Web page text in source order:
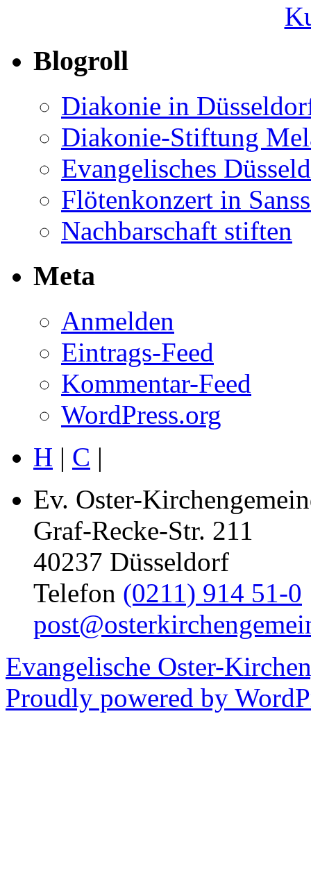
Blogroll
Diakonie in
Diakonie-Stiftung
Evangelisches
Flötenkonzert in
Nachbarschaft stiften
Meta
Anmelden
Eintrags-Feed
Kommentar-Feed
WordPress.org
H | C |
Ev. Oster-
Graf-Recke-Str. 211
40237 Düsseldorf
Telefon (0211) 914 51-0
Evangelische Oster-
Proudly powered by